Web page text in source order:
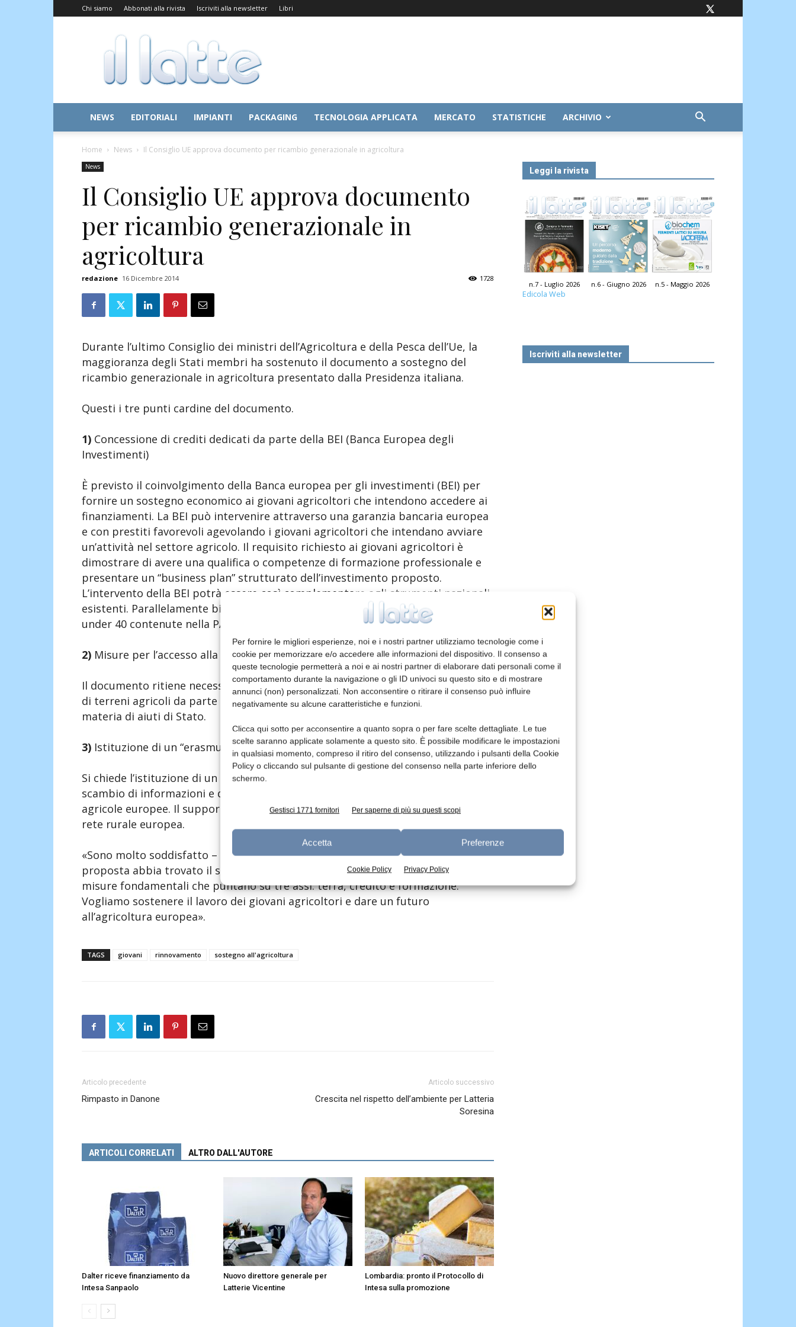
Per fornire le migliori esperienze, noi e i nostri partner utilizziamo tecnologie come i
cookie per memorizzare e/o accedere alle informazioni del dispositivo. Il consenso a
queste tecnologie permetterà a noi e ai nostri partner di elaborare dati personali come il
comportamento durante la navigazione o gli ID univoci su questo sito e di mostrare
annunci (non) personalizzati. Non acconsentire o ritirare il consenso può influire
negativamente su alcune caratteristiche e funzioni.
Clicca qui sotto per acconsentire a quanto sopra o per fare scelte dettagliate. Le tue
scelte saranno applicate solamente a questo sito. È possibile modificare le impostazioni
in qualsiasi momento, compreso il ritiro del consenso, utilizzando i pulsanti della Cookie
Policy o cliccando sul pulsante di gestione del consenso nella parte inferiore dello
schermo.
Gestisci 1771 fornitori Per saperne di più su questi scopi
Accetta Preferenze
Cookie Policy Privacy Policy
Chi siamo Abbonati alla rivista Iscriviti alla newsletter Libri
Il
Latte
NEWS EDITORIALI IMPIANTI PACKAGING TECNOLOGIA APPLICATA MERCATO STATISTICHE ARCHIVIO
Home News Il Consiglio UE approva documento per ricambio generazionale in agricoltura
News
Il Consiglio UE approva documento
per ricambio generazionale in
agricoltura
redazione 16 Dicembre 2014 1728
Durante l’ultimo Consiglio dei ministri dell’Agricoltura e della Pesca dell’Ue, la
maggioranza degli Stati membri ha sostenuto il documento a sostegno del
ricambio generazionale in agricoltura presentato dalla Presidenza italiana.
Questi i tre punti cardine del documento.
1) Concessione di crediti dedicati da parte della BEI (Banca Europea degli
Investimenti)
È previsto il coinvolgimento della Banca europea per gli investimenti (BEI) per
fornire un sostegno economico ai giovani agricoltori che intendono accedere ai
finanziamenti. La BEI può intervenire attraverso una garanzia bancaria europea
e con prestiti favorevoli agevolando i giovani agricoltori che intendano avviare
un’attività nel settore agricolo. Il requisito richiesto ai giovani agricoltori è
dimostrare di avere una qualifica o competenze di formazione professionale e
presentare un “business plan” strutturato dell’investimento proposto.
L’intervento della BEI potrà essere così complementare agli strumenti nazionali
esistenti. Parallelamente bisogna facilitare l’attuazione delle misure per gli
under 40 contenute nella PAC 2014-2020.
2) Misure per l’accesso alla terra
Il documento ritiene necessario prevedere strumenti che favoriscano l’acquisto
di terreni agricoli da parte di giovani, anche in deroga alle attuali norme in
materia di aiuti di Stato.
3) Istituzione di un “erasmus” per i giovani agricoltori europei
Si chiede l’istituzione di un “erasmus” per i giovani agricoltori per facilitare lo
scambio di informazioni e di esperienze professionali tra le diverse realtà
agricole europee. Il supporto sarebbe garantito dalle reti rurali nazionali e dalla
rete rurale europea.
«Sono molto soddisfatto – ha commentato il ministro Martina – che la nostra
proposta abbia trovato il sostegno della maggioranza del Consiglio. Si tratta di
misure fondamentali che puntano su tre assi: terra, credito e formazione.
Vogliamo sostenere il lavoro dei giovani agricoltori e dare un futuro
all’agricoltura europea».
TAGS giovani rinnovamento sostegno all'agricoltura
Articolo precedente
Rimpasto in Danone
Articolo successivo
Crescita nel rispetto dell’ambiente per Latteria
Soresina
ARTICOLI CORRELATI ALTRO DALL'AUTORE
Dalter riceve finanziamento da
Intesa Sanpaolo
Nuovo direttore generale per
Latterie Vicentine
Lombardia: pronto il Protocollo di
Intesa sulla promozione
Leggi la rivista
n.7 - Luglio 2026 n.6 - Giugno 2026 n.5 - Maggio 2026
Edicola Web
Iscriviti alla newsletter